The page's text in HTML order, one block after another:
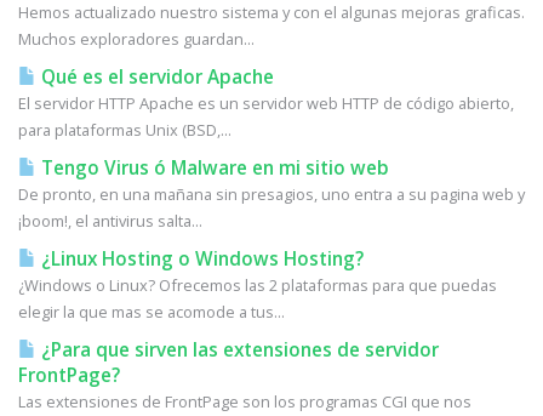
Hemos actualizado nuestro sistema y con el algunas mejoras graficas.
Muchos exploradores guardan...
Qué es el servidor Apache
El servidor HTTP Apache es un servidor web HTTP de código abierto,
para plataformas Unix (BSD,...
Tengo Virus ó Malware en mi sitio web
De pronto, en una mañana sin presagios, uno entra a su pagina web y
¡boom!, el antivirus salta...
¿Linux Hosting o Windows Hosting?
¿Windows o Linux? Ofrecemos las 2 plataformas para que puedas
elegir la que mas se acomode a tus...
¿Para que sirven las extensiones de servidor
FrontPage?
Las extensiones de FrontPage son los programas CGI que nos